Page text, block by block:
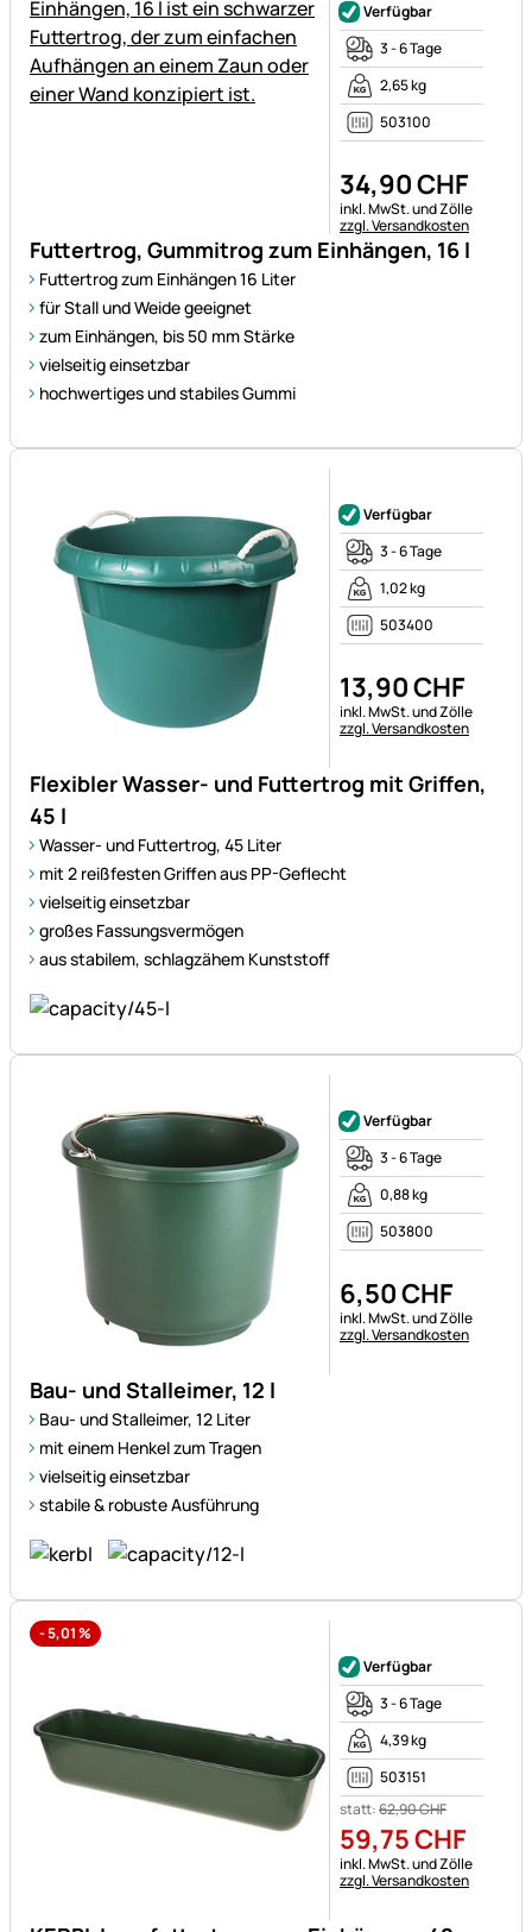
Futtertrog, Gummitrog zum Einhängen, 16 l
Futtertrog zum Einhängen 16 Liter
für Stall und Weide geeignet
zum Einhängen, bis 50 mm Stärke
vielseitig einsetzbar
hochwertiges und stabiles Gummi
Verfügbar
3 - 6 Tage
2,65 kg
503100
34,90CHF
Steuerhinweis:
inkl. MwSt. und Zölle
zzgl. Versandkosten
Flexibler Wasser- und Futtertrog mit Griffen,
45 l
Wasser- und Futtertrog, 45 Liter
mit 2 reißfesten Griffen aus PP-Geflecht
vielseitig einsetzbar
großes Fassungsvermögen
aus stabilem, schlagzähem Kunststoff
Verfügbar
3 - 6 Tage
1,02 kg
503400
13,90CHF
Steuerhinweis:
inkl. MwSt. und Zölle
zzgl. Versandkosten
Bau- und Stalleimer, 12 l
Bau- und Stalleimer, 12 Liter
mit einem Henkel zum Tragen
vielseitig einsetzbar
stabile & robuste Ausführung
Verfügbar
3 - 6 Tage
0,88 kg
503800
6,50CHF
Steuerhinweis:
inkl. MwSt. und Zölle
zzgl. Versandkosten
-5,01%
Verfügbar
3 - 6 Tage
4,39 kg
503151
statt:62,90CHF
59,75CHF
Steuerhinweis:
inkl. MwSt. und Zölle
zzgl. Versandkosten